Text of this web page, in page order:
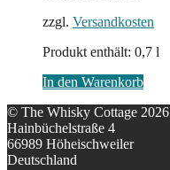
zzgl. Versandkosten
Produkt enthält: 0,7 l
In den Warenkorb
© The Whisky Cottage 2026
Hainbüchelstraße 4
66989 Höheischweiler
Deutschland